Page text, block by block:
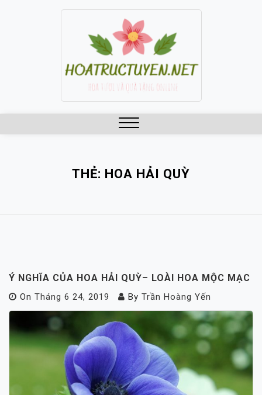
THẺ: HOA HẢI QUỲ
Ý NGHĨA CỦA HOA HẢI QUỲ– LOÀI HOA MỘC MẠC
On Tháng 6 24, 2019 By Trần Hoàng Yến